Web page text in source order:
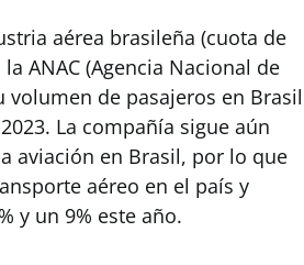
aérea brasileña (cuota de
ANAC (Agencia Nacional de
volumen de pasajeros en Brasil
La compañía sigue aún
aviación en Brasil, por lo que
aéreo en el país y
y un 9% este año.